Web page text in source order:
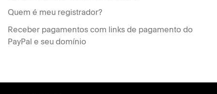
Quem é meu registrador?
Receber pagamentos com links de pagamento do
PayPal e seu domínio